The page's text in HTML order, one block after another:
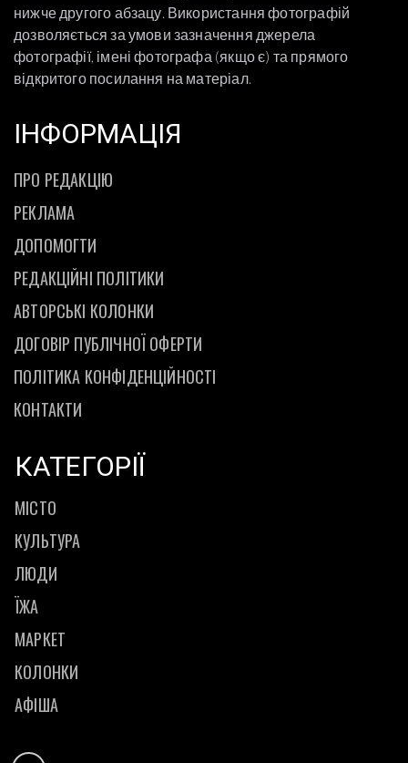
нижче другого абзацу. Використання фотографій
дозволяється за умови зазначення джерела
фотографії, імені фотографа (якщо є) та прямого
відкритого посилання на матеріал.
ІНФОРМАЦІЯ
ПРО РЕДАКЦІЮ
РЕКЛАМА
ДОПОМОГТИ
РЕДАКЦІЙНІ ПОЛІТИКИ
АВТОРСЬКІ КОЛОНКИ
ДОГОВІР ПУБЛІЧНОЇ ОФЕРТИ
ПОЛІТИКА КОНФІДЕНЦІЙНОСТІ
КОНТАКТИ
КАТЕГОРІЇ
МІСТО
КУЛЬТУРА
ЛЮДИ
ЇЖА
МАРКЕТ
КОЛОНКИ
АФІША